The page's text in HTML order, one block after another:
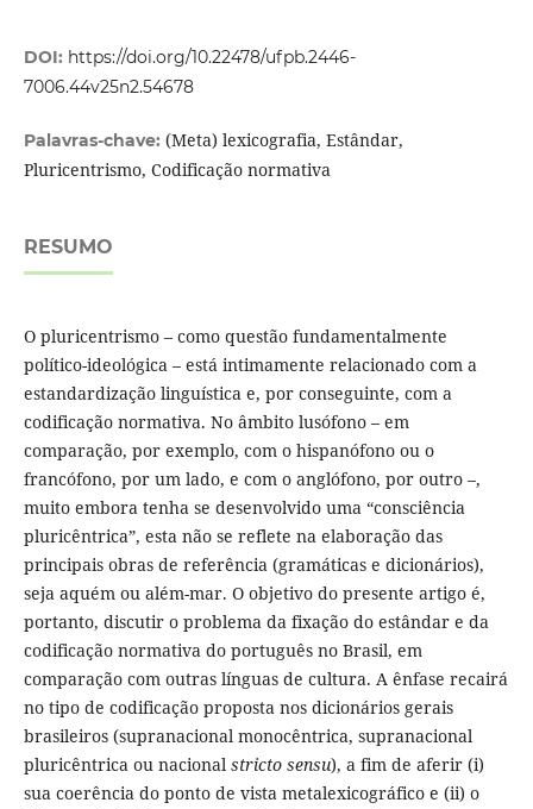
DOI: https://doi.org/10.22478/ufpb.2446-
7006.44v25n2.54678
Palavras-chave: (Meta) lexicografia, Estândar,
Pluricentrismo, Codificação normativa
RESUMO
O pluricentrismo – como questão fundamentalmente
político-ideológica – está intimamente relacionado com a
estandardização linguística e, por conseguinte, com a
codificação normativa. No âmbito lusófono – em
comparação, por exemplo, com o hispanófono ou o
francófono, por um lado, e com o anglófono, por outro –,
muito embora tenha se desenvolvido uma “consciência
pluricêntrica”, esta não se reflete na elaboração das
principais obras de referência (gramáticas e dicionários),
seja aquém ou além-mar. O objetivo do presente artigo é,
portanto, discutir o problema da fixação do estândar e da
codificação normativa do português no Brasil, em
comparação com outras línguas de cultura. A ênfase recairá
no tipo de codificação proposta nos dicionários gerais
brasileiros (supranacional monocêntrica, supranacional
pluricêntrica ou nacional stricto sensu), a fim de aferir (i)
sua coerência do ponto de vista metalexicográfico e (ii) o